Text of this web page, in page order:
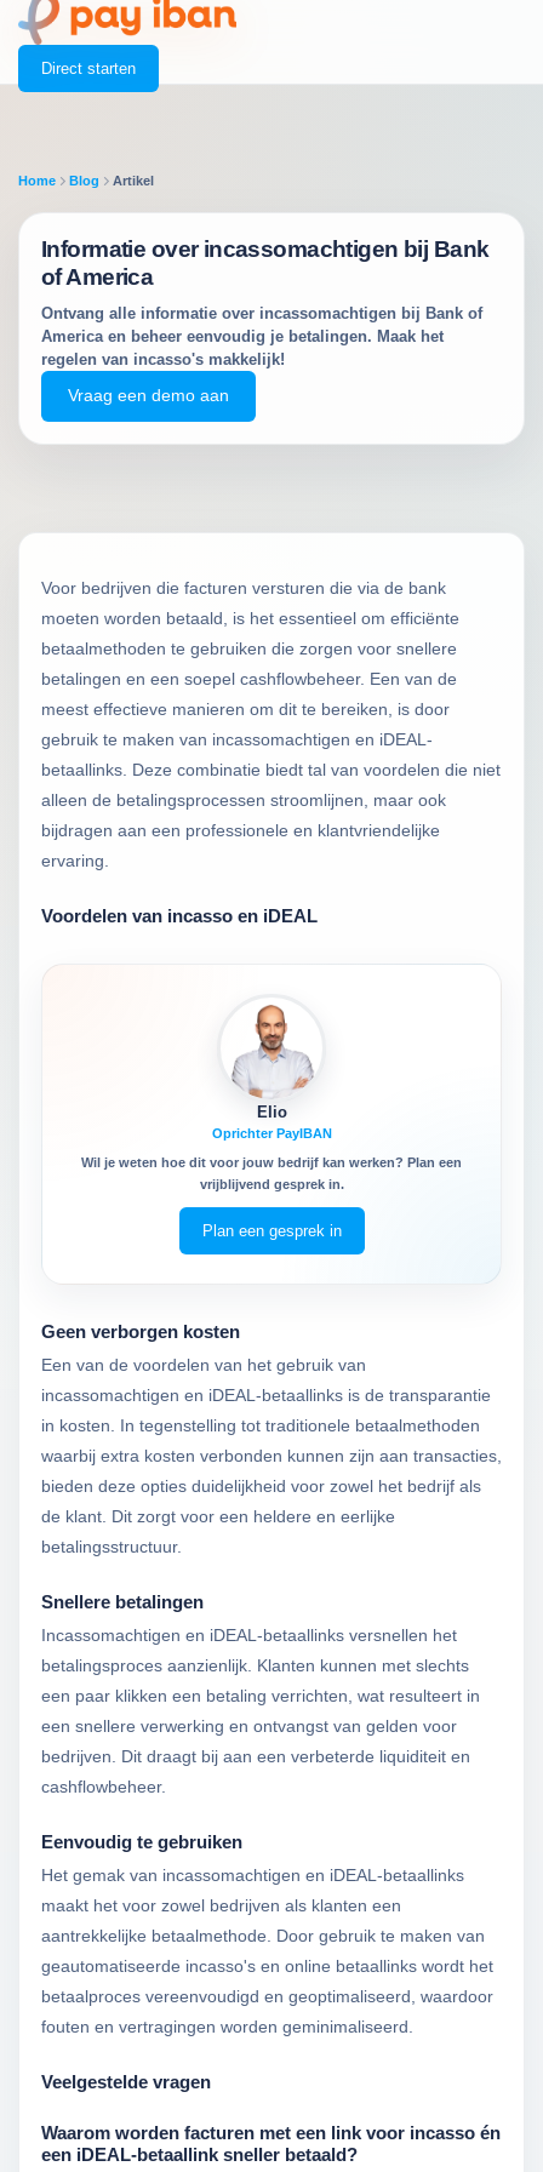
Direct starten
Home Blog Artikel
Informatie over incassomachtigen bij Bank
of America
Ontvang alle informatie over incassomachtigen bij Bank of
America en beheer eenvoudig je betalingen. Maak het
regelen van incasso's makkelijk!
Vraag een demo aan
Voor bedrijven die facturen versturen die via de bank
moeten worden betaald, is het essentieel om efficiënte
betaalmethoden te gebruiken die zorgen voor snellere
betalingen en een soepel cashflowbeheer. Een van de
meest effectieve manieren om dit te bereiken, is door
gebruik te maken van incassomachtigen en iDEAL-
betaallinks. Deze combinatie biedt tal van voordelen die niet
alleen de betalingsprocessen stroomlijnen, maar ook
bijdragen aan een professionele en klantvriendelijke
ervaring.
Voordelen van incasso en iDEAL
Elio
Oprichter PayIBAN
Wil je weten hoe dit voor jouw bedrijf kan werken? Plan een
vrijblijvend gesprek in.
Plan een gesprek in
Geen verborgen kosten
Een van de voordelen van het gebruik van
incassomachtigen en iDEAL-betaallinks is de transparantie
in kosten. In tegenstelling tot traditionele betaalmethoden
waarbij extra kosten verbonden kunnen zijn aan transacties,
bieden deze opties duidelijkheid voor zowel het bedrijf als
de klant. Dit zorgt voor een heldere en eerlijke
betalingsstructuur.
Snellere betalingen
Incassomachtigen en iDEAL-betaallinks versnellen het
betalingsproces aanzienlijk. Klanten kunnen met slechts
een paar klikken een betaling verrichten, wat resulteert in
een snellere verwerking en ontvangst van gelden voor
bedrijven. Dit draagt bij aan een verbeterde liquiditeit en
cashflowbeheer.
Eenvoudig te gebruiken
Het gemak van incassomachtigen en iDEAL-betaallinks
maakt het voor zowel bedrijven als klanten een
aantrekkelijke betaalmethode. Door gebruik te maken van
geautomatiseerde incasso's en online betaallinks wordt het
betaalproces vereenvoudigd en geoptimaliseerd, waardoor
fouten en vertragingen worden geminimaliseerd.
Veelgestelde vragen
Waarom worden facturen met een link voor incasso én
een iDEAL-betaallink sneller betaald?